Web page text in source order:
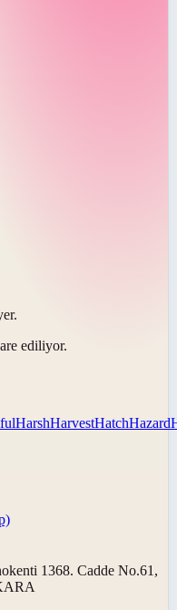
ediliyor.
HarshHarvestHatchHazard
1368. Cadde No.61,